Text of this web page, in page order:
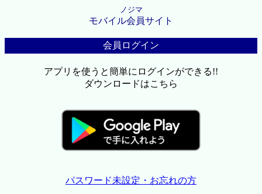
ノジマ
モバイル会員サイト
会員ログイン
アプリを使うと簡単にログインができる!!
ダウンロードはこちら
パスワード未設定・お忘れの方